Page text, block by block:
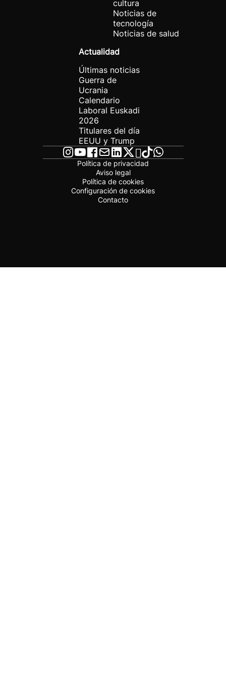
cultura
Noticias de
tecnología
Noticias de salud
Actualidad
Últimas noticias
Guerra de
Ucrania
Calendario
Laboral Euskadi
2026
Titulares del día
EEUU y Trump
Política de privacidad
Aviso legal
Política de cookies
Configuración de cookies
Contacto